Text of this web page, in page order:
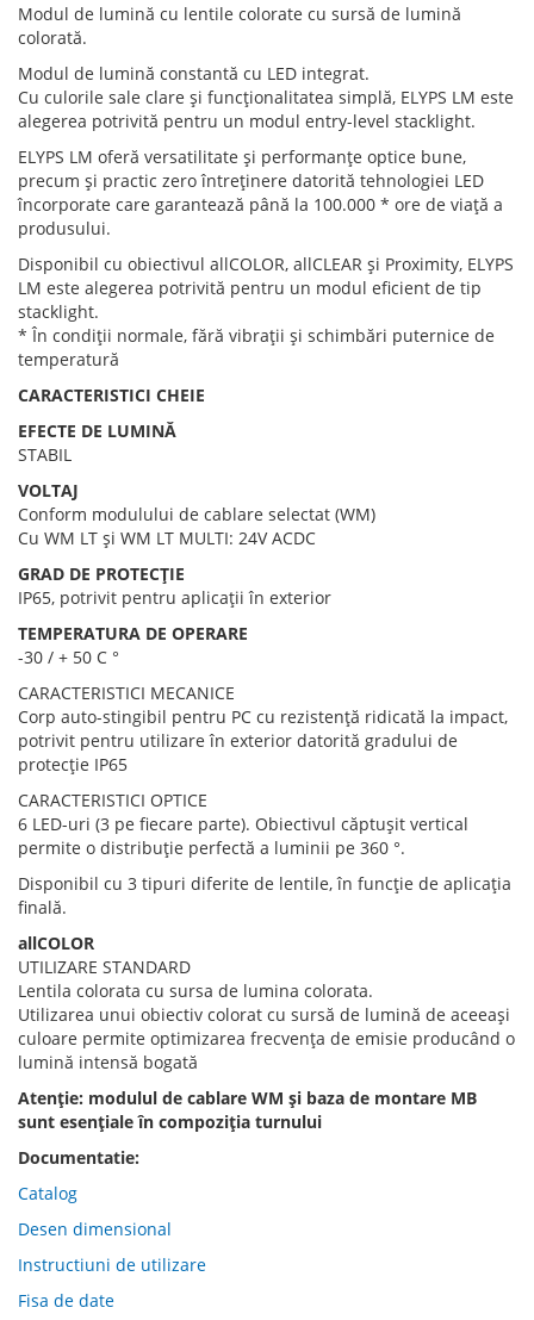
Modul de lumină cu lentile colorate cu sursă de lumină
colorată.
Modul de lumină constantă cu LED integrat.
Cu culorile sale clare și funcționalitatea simplă, ELYPS LM este
alegerea potrivită pentru un modul entry-level stacklight.
ELYPS LM oferă versatilitate și performanțe optice bune,
precum și practic zero întreținere datorită tehnologiei LED
încorporate care garantează până la 100.000 * ore de viață a
produsului.
Disponibil cu obiectivul allCOLOR, allCLEAR și Proximity, ELYPS
LM este alegerea potrivită pentru un modul eficient de tip
stacklight.
* În condiții normale, fără vibrații și schimbări puternice de
temperatură
CARACTERISTICI CHEIE
EFECTE DE LUMINĂ
STABIL
VOLTAJ
Conform modulului de cablare selectat (WM)
Cu WM LT și WM LT MULTI: 24V ACDC
GRAD DE PROTECȚIE
IP65, potrivit pentru aplicații în exterior
TEMPERATURA DE OPERARE
-30 / + 50 C °
CARACTERISTICI MECANICE
Corp auto-stingibil pentru PC cu rezistență ridicată la impact,
potrivit pentru utilizare în exterior datorită gradului de
protecție IP65
CARACTERISTICI OPTICE
6 LED-uri (3 pe fiecare parte). Obiectivul căptușit vertical
permite o distribuție perfectă a luminii pe 360 ​​°.
Disponibil cu 3 tipuri diferite de lentile, în funcție de aplicația
finală.
allCOLOR
UTILIZARE STANDARD
Lentila colorata cu sursa de lumina colorata.
Utilizarea unui obiectiv colorat cu sursă de lumină de aceeași
culoare permite optimizarea frecvența de emisie producând o
lumină intensă bogată
Atenție: modulul de cablare WM și baza de montare MB
sunt esențiale în compoziția turnului
Documentatie:
Catalog
Desen dimensional
Instructiuni de utilizare
Fisa de date